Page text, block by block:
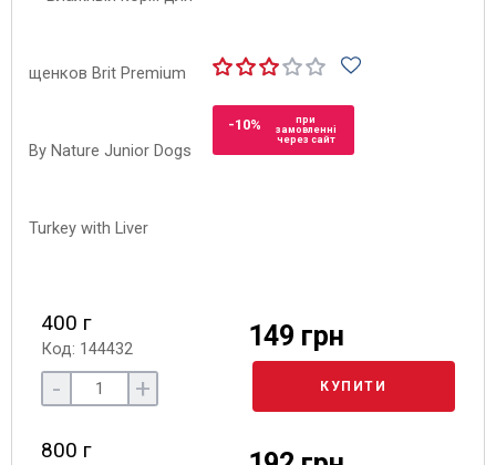
-10%
при
замовленні
через сайт
400 г
Код: 144432 149 грн
- + КУПИТИ
800 г